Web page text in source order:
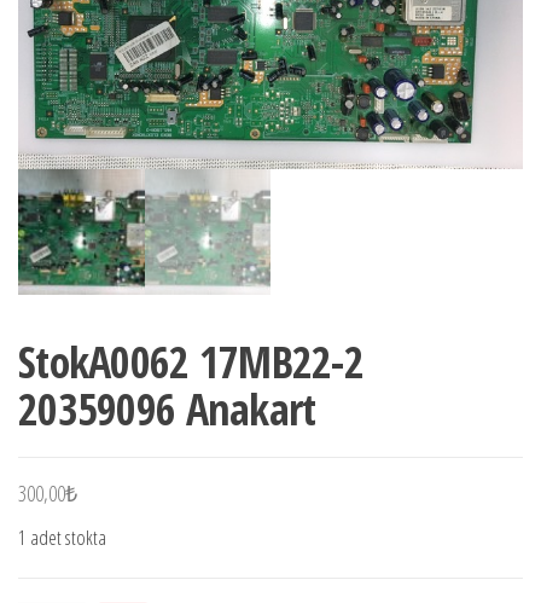
StokA0062 17MB22-2
20359096 Anakart
300,00₺
1 adet stokta